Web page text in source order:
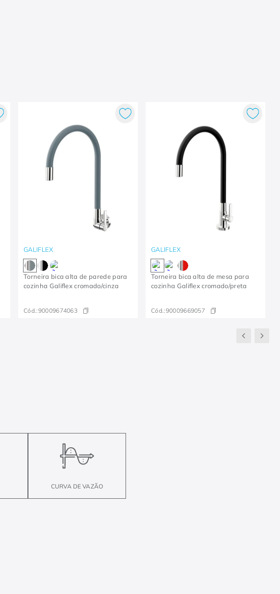
GALIFLEX
Torneira bica alta de parede para
cozinha Galiflex cromado/cinza
Cód.:90009674063
GALIFLEX
Torneira bica alta de mesa para
cozinha Galiflex cromado/preta
Cód.:90009669057
CURVA DE VAZÃO